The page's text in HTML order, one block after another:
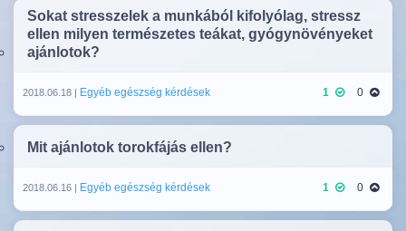
Sokat stresszelek a munkából kifolyólag, stressz
ellen milyen természetes teákat, gyógynövényeket
ajánlotok?
2018.06.18 | Egyéb egészség kérdések 1 0
Mit ajánlotok torokfájás ellen?
2018.06.16 | Egyéb egészség kérdések 1 0